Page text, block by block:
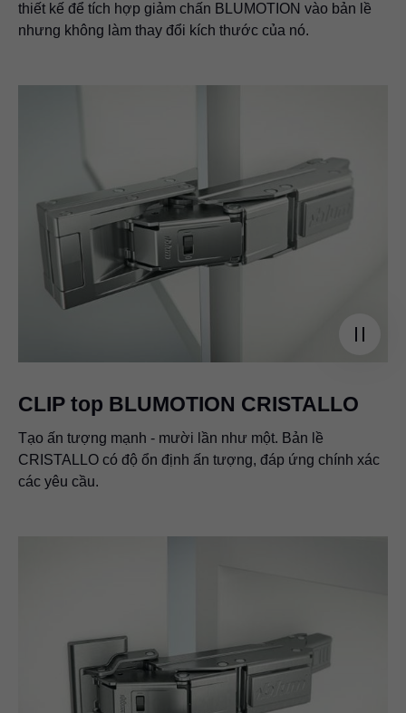
thiết kế để tích hợp giảm chấn BLUMOTION vào bản lề
nhưng không làm thay đổi kích thước của nó.
CLIP top BLUMOTION CRISTALLO
Tạo ấn tượng mạnh - mười lần như một. Bản lề
CRISTALLO có độ ổn định ấn tượng, đáp ứng chính xác
các yêu cầu.